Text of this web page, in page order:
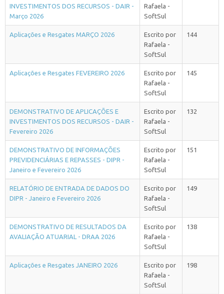
INVESTIMENTOS DOS RECURSOS - DAIR -
Março 2026
Rafaela -
SoftSul
Aplicações e Resgates MARÇO 2026
Escrito por
Rafaela -
SoftSul
144
Aplicações e Resgates FEVEREIRO 2026
Escrito por
Rafaela -
SoftSul
145
DEMONSTRATIVO DE APLICAÇÕES E
INVESTIMENTOS DOS RECURSOS - DAIR -
Fevereiro 2026
Escrito por
Rafaela -
SoftSul
132
DEMONSTRATIVO DE INFORMAÇÕES
PREVIDENCIÁRIAS E REPASSES - DIPR -
Janeiro e Fevereiro 2026
Escrito por
Rafaela -
SoftSul
151
RELATÓRIO DE ENTRADA DE DADOS DO
DIPR - Janeiro e Fevereiro 2026
Escrito por
Rafaela -
SoftSul
149
DEMONSTRATIVO DE RESULTADOS DA
AVALIAÇÃO ATUARIAL - DRAA 2026
Escrito por
Rafaela -
SoftSul
138
Aplicações e Resgates JANEIRO 2026
Escrito por
Rafaela -
SoftSul
198